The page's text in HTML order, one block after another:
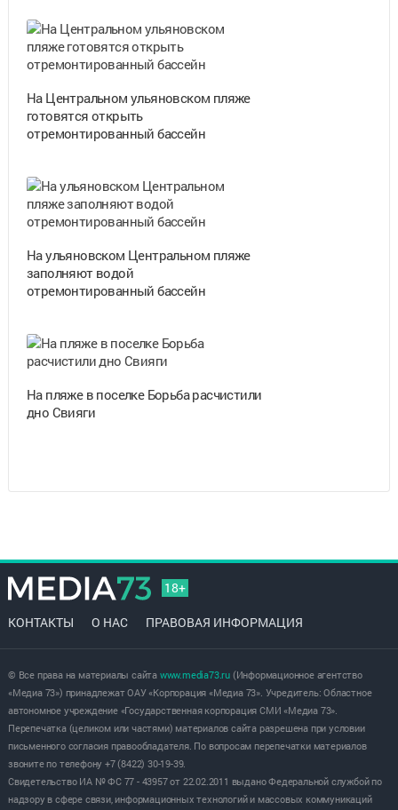
На Центральном ульяновском пляже
готовятся открыть
отремонтированный бассейн
На ульяновском Центральном пляже
заполняют водой
отремонтированный бассейн
На пляже в поселке Борьба расчистили
дно Свияги
18+
КОНТАКТЫ О НАС ПРАВОВАЯ ИНФОРМАЦИЯ
© Все права на материалы сайта www.media73.ru(Информационное агентство
«Медиа 73») принадлежат ОАУ «Корпорация «Медиа 73». Учредитель: Областное
автономное учреждение «Государственная корпорация СМИ «Медиа 73».
Перепечатка (целиком или частями) материалов сайта разрешена при условии
письменного согласия правообладателя. По вопросам перепечатки материалов
звоните по телефону +7 (8422) 30-19-39.
Свидетельство ИА № ФС 77 - 43957 от 22.02.2011 выдано Федеральной службой по
надзору в сфере связи, информационных технологий и массовых коммуникаций